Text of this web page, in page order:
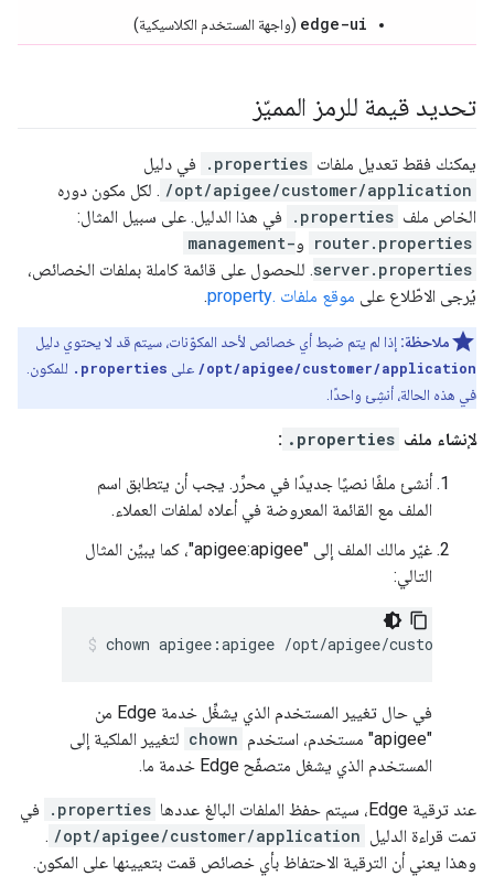
edge-ui (واجهة المستخدم الكلاسيكية)
تحديد قيمة للرمز المميّز
يمكنك فقط تعديل ملفات .properties
في دليل
/opt/apigee/customer/application . لكل مكون دوره
الخاص ملف .properties
في هذا الدليل. على سبيل المثال:
router.properties وmanagement-
server.properties. للحصول على قائمة كاملة بملفات الخصائص،
يُرجى الاطّلاع على موقع ملفات .property .
ملاحظة: إذا لم يتم ضبط أي خصائص لأحد المكوّنات، سيتم قد لا يحتوي دليل
/opt/apigee/customer/application على .properties للمكون.
في هذه الحالة، أنشِئ واحدًا.
لإنشاء ملف .properties
:
أنشئ ملفًا نصيًا جديدًا في محرِّر. يجب أن يتطابق اسم
الملف مع القائمة المعروضة في أعلاه لملفات العملاء.
غيّر مالك الملف إلى "apigee:apigee"، كما يبيِّن المثال
التالي:
chown apigee:apigee /opt/apigee/customer/
في حال تغيير المستخدم الذي يشغِّل خدمة Edge من
"apigee" مستخدم، استخدم
chown لتغيير الملكية إلى
المستخدم الذي يشغل متصفّح Edge خدمة ما.
عند ترقية Edge، سيتم حفظ الملفات البالغ عددها .properties
في
تمت قراءة الدليل /opt/apigee/customer/application
.
وهذا يعني أن الترقية الاحتفاظ بأي خصائص قمت بتعيينها على المكون.